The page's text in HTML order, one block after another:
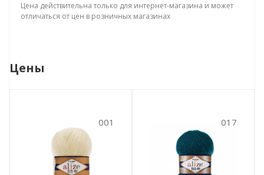
Цена действительна только для интернет-магазина и может
отличаться от цен в розничных магазинах
Цены
001 017